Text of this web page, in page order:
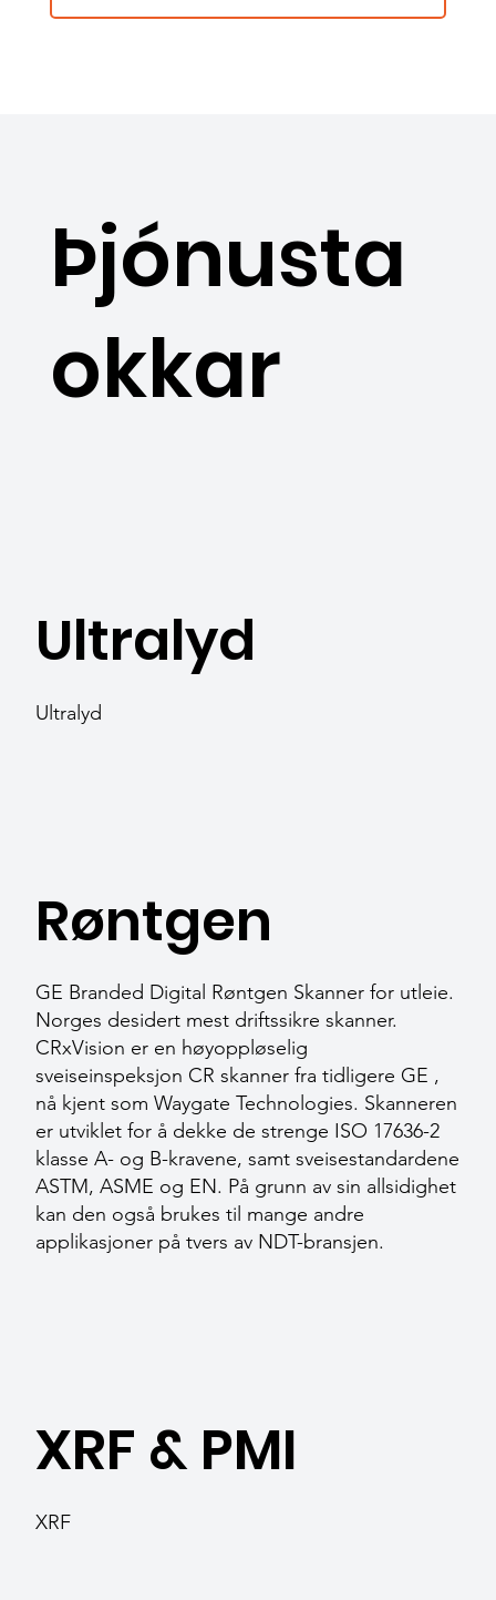
Þjónusta
okkar
Ultralyd
Ultralyd
Røntgen
GE Branded Digital Røntgen Skanner for utleie.
Norges desidert mest driftssikre skanner.
CRxVision er en høyoppløselig
sveiseinspeksjon CR skanner fra tidligere GE ,
nå kjent som Waygate Technologies. Skanneren
er utviklet for å dekke de strenge ISO 17636-2
klasse A- og B-kravene, samt sveisestandardene
ASTM, ASME og EN. På grunn av sin allsidighet
kan den også brukes til mange andre
applikasjoner på tvers av NDT-bransjen.
XRF & PMI
XRF